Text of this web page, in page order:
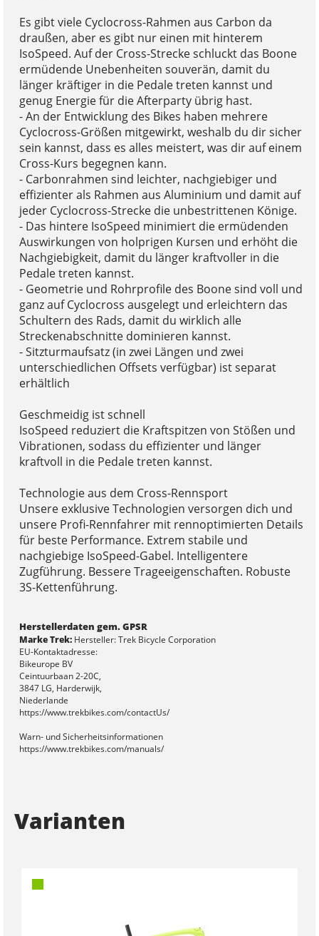
Es gibt viele Cyclocross-Rahmen aus Carbon da
draußen, aber es gibt nur einen mit hinterem
IsoSpeed. Auf der Cross-Strecke schluckt das Boone
ermüdende Unebenheiten souverän, damit du
länger kräftiger in die Pedale treten kannst und
genug Energie für die Afterparty übrig hast.
- An der Entwicklung des Bikes haben mehrere
Cyclocross-Größen mitgewirkt, weshalb du dir sicher
sein kannst, dass es alles meistert, was dir auf einem
Cross-Kurs begegnen kann.
- Carbonrahmen sind leichter, nachgiebiger und
effizienter als Rahmen aus Aluminium und damit auf
jeder Cyclocross-Strecke die unbestrittenen Könige.
- Das hintere IsoSpeed minimiert die ermüdenden
Auswirkungen von holprigen Kursen und erhöht die
Nachgiebigkeit, damit du länger kraftvoller in die
Pedale treten kannst.
- Geometrie und Rohrprofile des Boone sind voll und
ganz auf Cyclocross ausgelegt und erleichtern das
Schultern des Rads, damit du wirklich alle
Streckenabschnitte dominieren kannst.
- Sitzturmaufsatz (in zwei Längen und zwei
unterschiedlichen Offsets verfügbar) ist separat
erhältlich
Geschmeidig ist schnell
IsoSpeed reduziert die Kraftspitzen von Stößen und
Vibrationen, sodass du effizienter und länger
kraftvoll in die Pedale treten kannst.
Technologie aus dem Cross-Rennsport
Unsere exklusive Technologien versorgen dich und
unsere Profi-Rennfahrer mit rennoptimierten Details
für beste Performance. Extrem stabile und
nachgiebige IsoSpeed-Gabel. Intelligentere
Zugführung. Bessere Trageeigenschaften. Robuste
3S-Kettenführung.
Herstellerdaten gem. GPSR
Marke Trek:Hersteller: Trek Bicycle Corporation
EU-Kontaktadresse:
Bikeurope BV
Ceintuurbaan 2-20C,
3847 LG, Harderwijk,
Niederlande
https://www.trekbikes.com/contactUs/
Warn- und Sicherheitsinformationen
https://www.trekbikes.com/manuals/
Varianten